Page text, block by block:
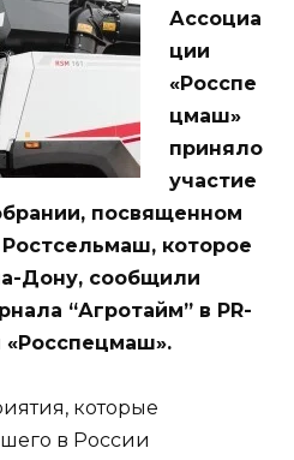
Ассоциа
ции
«Росспе
цмаш»
приняло
участие
посвященном
которое
Дону, сообщили
“Агротайм” в PR-
которые
в России